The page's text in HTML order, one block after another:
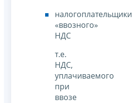
налогоплательщики
«ввозного»
НДС
т.е.
НДС,
уплачиваемого
при
ввозе